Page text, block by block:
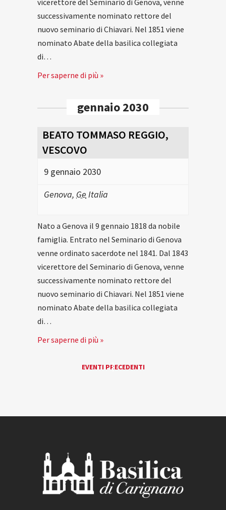
vicerettore del Seminario di Genova, venne
successivamente nominato rettore del
nuovo seminario di Chiavari. Nel 1851 viene
nominato Abate della basilica collegiata
di…
Per saperne di più »
gennaio 2030
BEATO TOMMASO REGGIO,
VESCOVO
9 gennaio 2030
Genova, Ge Italia
Nato a Genova il 9 gennaio 1818 da nobile
famiglia. Entrato nel Seminario di Genova
venne ordinato sacerdote nel 1841. Dal 1843
vicerettore del Seminario di Genova, venne
successivamente nominato rettore del
nuovo seminario di Chiavari. Nel 1851 viene
nominato Abate della basilica collegiata
di…
Per saperne di più »
EVENTI PRECEDENTI